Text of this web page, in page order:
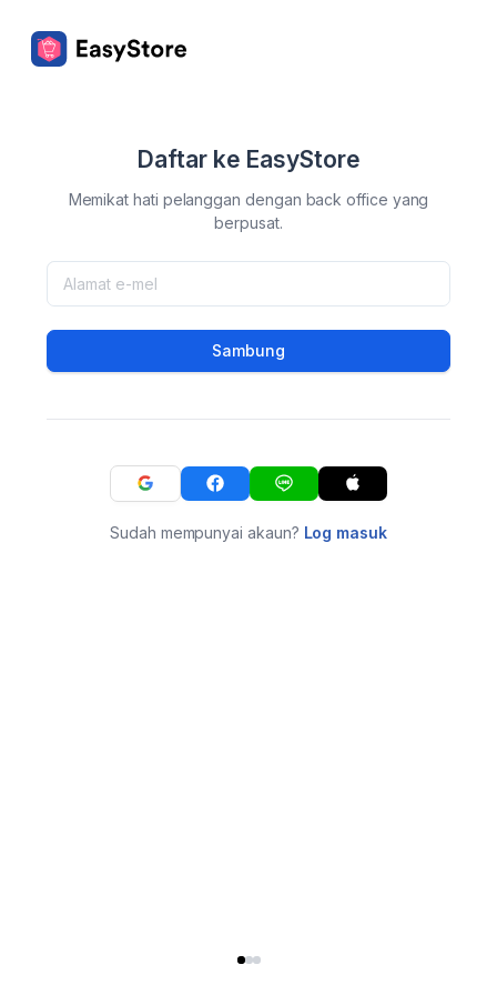
Daftar ke EasyStore
Memikat hati pelanggan dengan back office yang
berpusat.
Sambung
Sudah mempunyai akaun? Log masuk